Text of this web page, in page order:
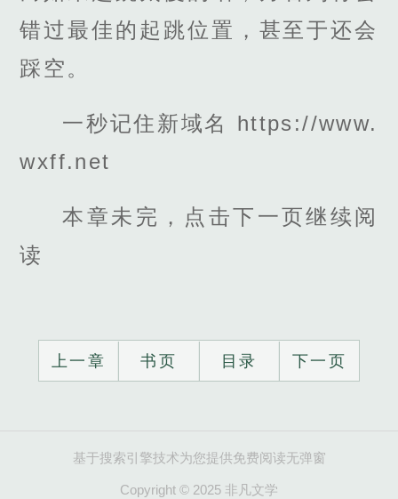
错过最佳的起跳位置，甚至于还会
踩空。
一秒记住新域名 https://www.
wxff.net
本章未完，点击下一页继续阅
读
上一章 书页 目录 下一页
基于搜索引擎技术为您提供免费阅读无弹窗
Copyright © 2025 非凡文学